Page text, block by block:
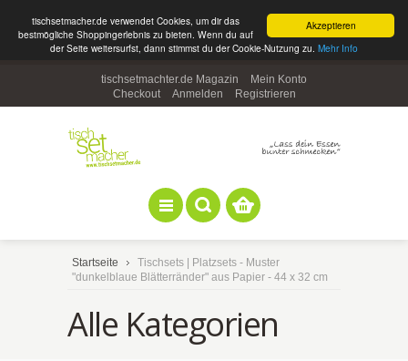
Akzeptieren
tischsetmacher.de verwendet Cookies, um dir das
bestmögliche Shoppingerlebnis zu bieten. Wenn du auf
der Seite weitersurfst, dann stimmst du der Cookie-Nutzung zu. Mehr Info
tischsetmachter.de Magazin
Mein Konto
Checkout
Anmelden Registrieren
Startseite
Tischsets | Platzsets - Muster
"dunkelblaue Blätterränder" aus Papier - 44 x 32 cm
Alle Kategorien